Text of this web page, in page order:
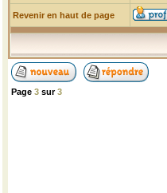
Revenir en haut de page
Page 3 sur3